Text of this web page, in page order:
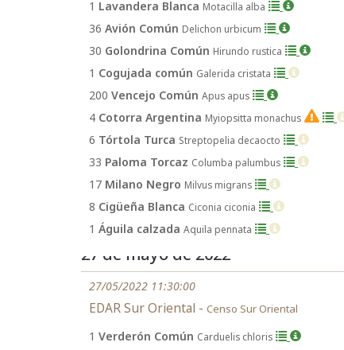
1 Lavandera Blanca Motacilla alba
36 Avión Común Delichon urbicum
30 Golondrina Común Hirundo rustica
1 Cogujada común Galerida cristata
200 Vencejo Común Apus apus
4 Cotorra Argentina Myiopsitta monachus EX
6 Tórtola Turca Streptopelia decaocto
33 Paloma Torcaz Columba palumbus
17 Milano Negro Milvus migrans
8 Cigüeña Blanca Ciconia ciconia
1 Águila calzada Aquila pennata
27 de mayo de 2022
27/05/2022 11:30:00
EDAR Sur Oriental - Censo Sur Oriental
1 Verderón Común Carduelis chloris